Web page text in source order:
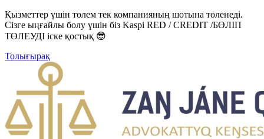
Қызметтер үшін төлем тек компанияның шотына төленеді.
Сізге ыңғайлы болу үшін біз Kaspi RED / CREDIT /БӨЛІП
ТӨЛЕУДІ іске қостық 😎
Толығырақ